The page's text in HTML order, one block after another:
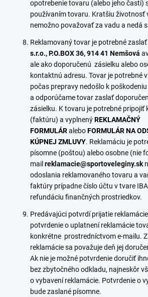
opotrebenie tovaru (alebo jeho časti)
používaním tovaru. Kratšiu životnosť
nemožno považovať za vadu a nedá
Reklamovaný tovar je potrebné
s.r.o., P.O.BOX 36, 914 41 Nemšová
ale ako doporučenú zásielku alebo
kontaktnú adresu. Tovar je potrebné
počas prepravy nedošlo k
a odporúčame tovar zaslať
zásielku. K tovaru je potrebné pripojiť
(faktúru) a vyplnenýREKLAMAČNÝ
FORMULÁRaleboFORMULÁR NA
KÚPNEJ ZMLUVY. Reklamáciu je
písomne (poštou) alebo osobne (nie
mail reklamacie@sportoveleginy.sk
odoslania reklamovaného tovaru a
faktúry prípadne číslo účtu v tvare
refundáciu finančných prostriedkov.
Predávajúci potvrdí prijatie
potvrdenie o uplatnení reklamácie
konkrétne prostredníctvom e-mailu.
reklamácie sa považuje deň jej
Ak nie je možné potvrdenie doručiť
bez zbytočného odkladu, najneskôr
o vybavení reklamácie. Potvrdenie o
bude zaslané písomne.